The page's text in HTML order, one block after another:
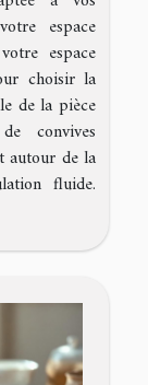
espace
espace
choisir la
de la pièce
convives
autour de la
fluide.